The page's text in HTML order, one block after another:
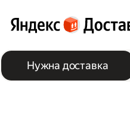
Нужна доставка